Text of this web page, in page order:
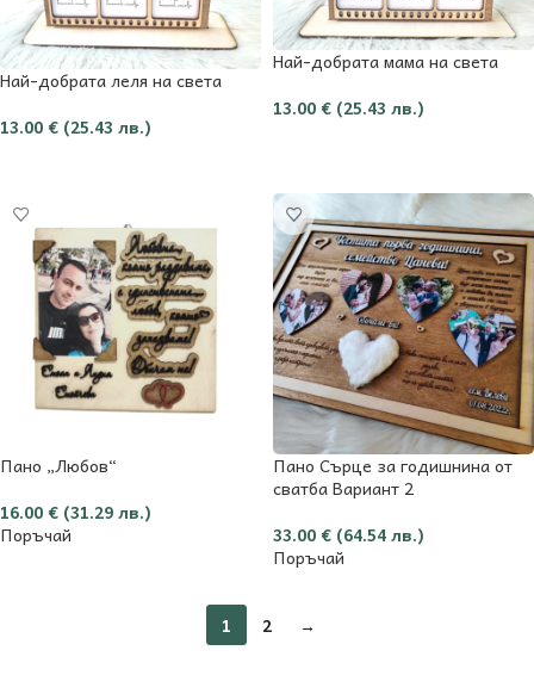
Най-добрата леля на света
13.00 € (25.43 лв.)
Най-добрата мама на света
13.00 € (25.43 лв.)
Пано „Любов“
16.00 € (31.29 лв.)
Поръчай
Пано Сърце за годишнина от
сватба Вариант 2
33.00 € (64.54 лв.)
Поръчай
1 2 →